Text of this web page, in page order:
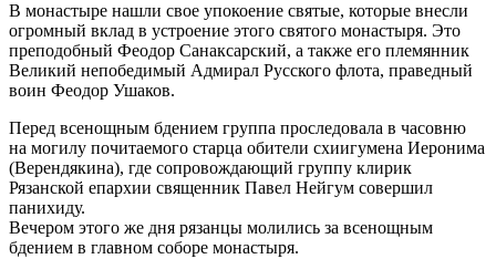
В монастыре нашли свое упокоение святые, которые внесли
огромный вклад в устроение этого святого монастыря. Это
преподобный Феодор Санаксарский, а также его племянник
Великий непобедимый Адмирал Русского флота, праведный
воин Феодор Ушаков.
Перед всенощным бдением группа проследовала в часовню
на могилу почитаемого старца обители схиигумена Иеронима
(Верендякина), где сопровождающий группу клирик
Рязанской епархии священник Павел Нейгум совершил
панихиду.
Вечером этого же дня рязанцы молились за всенощным
бдением в главном соборе монастыря.